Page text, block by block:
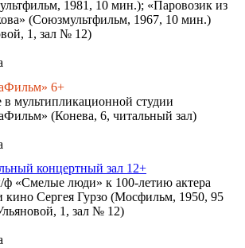
1981, 10 мин.); «Паровозик из
(Союзмультфильм, 1967, 10 мин.)
1, зал № 12)
6+
в мультипликационной студии
(Конева, 6, читальный зал)
концертный зал 12+
ф «Смелые люди» к 100-летию актера
кино Сергея Гурзо (Мосфильм, 1950, 95
1, зал № 12)